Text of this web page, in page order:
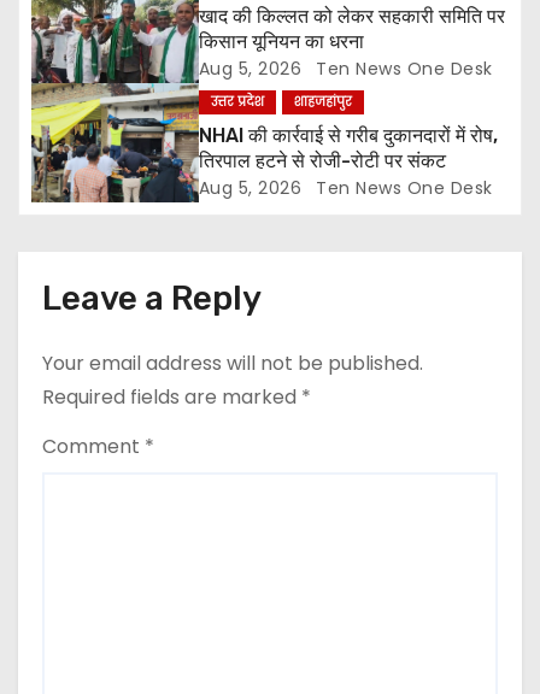
o
n
खाद की किल्लत को लेकर सहकारी समिति पर
किसान यूनियन का धरना
Aug 5, 2026 Ten News One Desk
उत्तर प्रदेश शाहजहांपुर
NHAI की कार्रवाई से गरीब दुकानदारों में रोष,
तिरपाल हटने से रोजी-रोटी पर संकट
Aug 5, 2026 Ten News One Desk
Leave a Reply
Your email address will not be published.
Required fields are marked *
Comment *